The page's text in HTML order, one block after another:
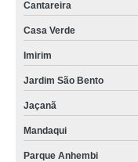
Cantareira
Casa Verde
Imirim
Jardim São Bento
Jaçanã
Mandaqui
Parque Anhembi